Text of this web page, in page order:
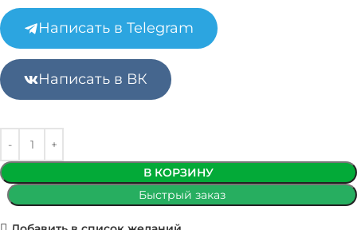
Написать в Telegram
Написать в ВК
В КОРЗИНУ
Быстрый заказ